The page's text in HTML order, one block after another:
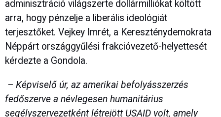
adminisztráció világszerte dollármilliókat költött
arra, hogy pénzelje a liberális ideológiát
terjesztőket. Vejkey Imrét, a Kereszténydemokrata
Néppárt országgyűlési frakcióvezető-helyettesét
kérdezte a Gondola.
– Képviselő úr, az amerikai befolyásszerzés
fedőszerve a névlegesen humanitárius
segélyszervezetként létrejött USAID volt, amely